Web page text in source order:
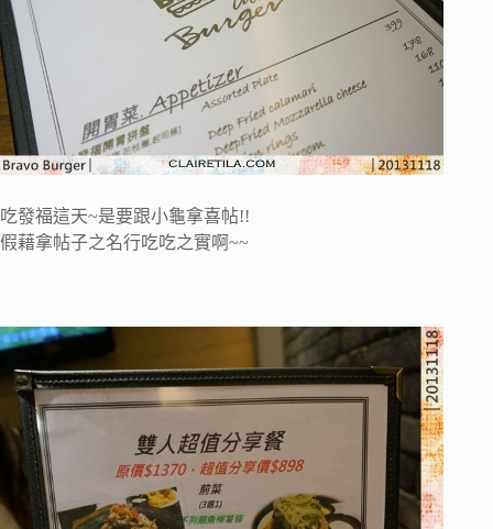
吃發福這天~是要跟小龜拿喜帖!!
假藉拿帖子之名行吃吃之實啊~~